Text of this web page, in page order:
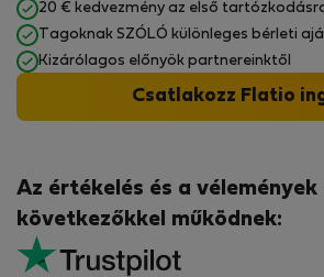
Az értékelés és a vélemények
következőkkel működnek:
20 € kedvezmény az első
Tagoknak SZÓLÓ különleges bérleti
Kizárólagos előnyök partnereinktől
Csatlakozz Flatio